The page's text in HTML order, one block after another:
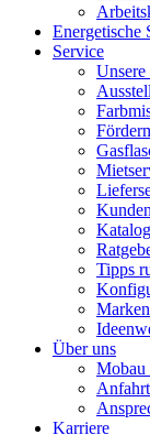
Energetische
Service
Unsere
Tipps
Über uns
Anfahrt
Karriere